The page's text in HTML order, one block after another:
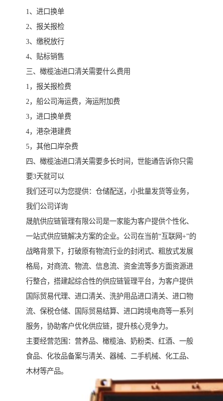
1、进口换单
2、报关报检
3、缴税放行
4、贴标销售
三、橄榄油进口清关需要什么费用
1，报关报检费
2，船公司海运费，海运附加费
3，进口换单费
4，港杂港建费
5，其他口岸杂费
四、橄榄油进口清关需要多长时间，世能通告诉你只需
要3天就可以
我们还可以为您提供：仓储配送，小批量发货等业务，
我们公司详询
晟航供应链管理有限公司是一家能为客户提供个性化、
一站式供应链解决方案的企业。公司在当前“互联网+”的
战略背景下，打破原有物流行业的封闭式、粗放式发展
格局，对商流、物流、信息流、资金流等多方面资源进
行整合，搭建起综合性的供应链管理平台，为客户提供
国际贸易代理、进口清关、洗护用品进口清关、进口物
流、保税仓储、国际贸易结算、进口跨境电商等一系列
服务，协助客户优化供应链，提升核心竞争力。
主要经营范围：营养品、橄榄油、奶粉类、红酒、一般
食品、化妆品备案与清关、器械、二手机械、化工品、
木材等产品。